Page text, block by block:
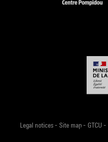
Legal notices- Site map- GTCU -